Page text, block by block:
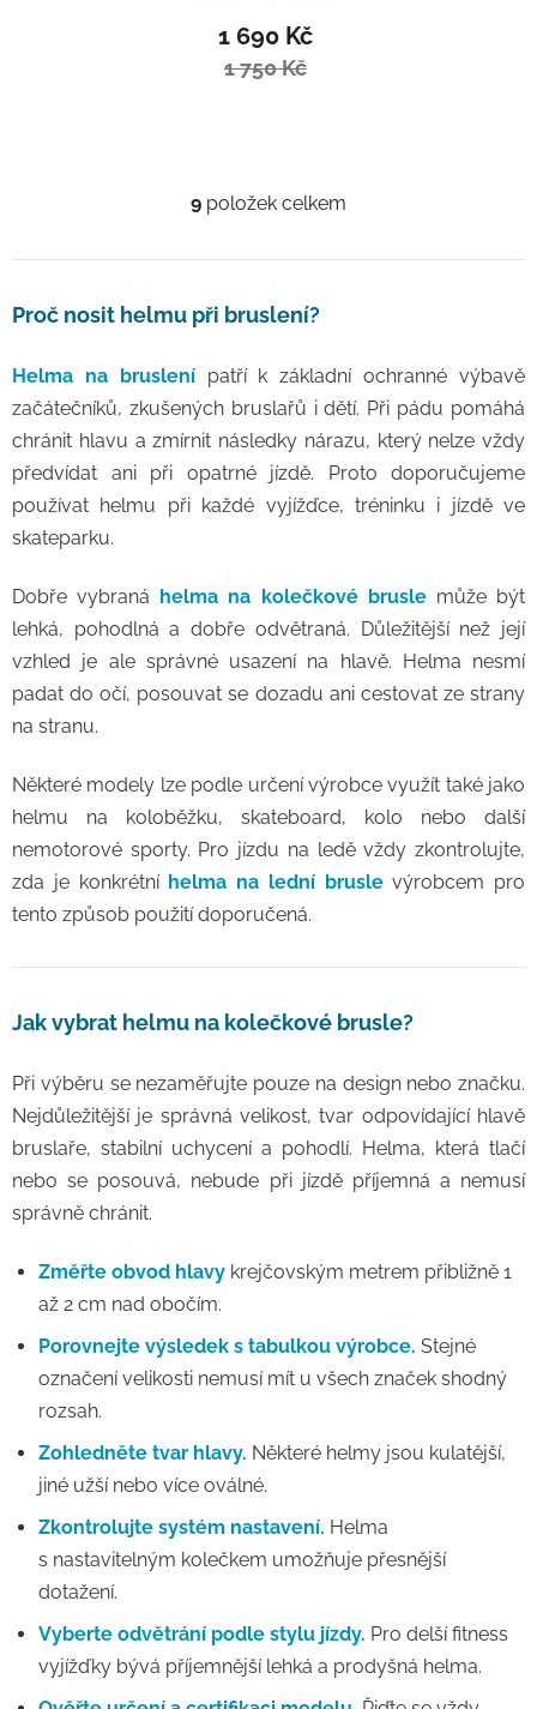
1 690 Kč
1 750 Kč
Ovládací prvky výpisu
9 položek celkem
Proč nosit helmu při bruslení?
Helma na bruslenípatří k základní ochranné výbavě
začátečníků, zkušených bruslařů i dětí. Při pádu pomáhá
chránit hlavu a zmírnit následky nárazu, který nelze vždy
předvídat ani při opatrné jízdě. Proto doporučujeme
používat helmu při každé vyjížďce, tréninku i jízdě ve
skateparku.
Dobře vybraná helma na kolečkové bruslemůže být
lehká, pohodlná a dobře odvětraná. Důležitější než její
vzhled je ale správné usazení na hlavě. Helma nesmí
padat do očí, posouvat se dozadu ani cestovat ze strany
na stranu.
Některé modely lze podle určení výrobce využít také jako
helmu na koloběžku, skateboard, kolo nebo další
nemotorové sporty. Pro jízdu na ledě vždy zkontrolujte,
zda je konkrétní helma na lední bruslevýrobcem pro
tento způsob použití doporučená.
Jak vybrat helmu na kolečkové brusle?
Při výběru se nezaměřujte pouze na design nebo značku.
Nejdůležitější je správná velikost, tvar odpovídající hlavě
bruslaře, stabilní uchycení a pohodlí. Helma, která tlačí
nebo se posouvá, nebude při jízdě příjemná a nemusí
správně chránit.
Změřte obvod hlavy krejčovským metrem přibližně 1
až 2 cm nad obočím.
Porovnejte výsledek s tabulkou výrobce. Stejné
označení velikosti nemusí mít u všech značek shodný
rozsah.
Zohledněte tvar hlavy. Některé helmy jsou kulatější,
jiné užší nebo více oválné.
Zkontrolujte systém nastavení. Helma
s nastavitelným kolečkem umožňuje přesnější
dotažení.
Vyberte odvětrání podle stylu jízdy. Pro delší fitness
vyjížďky bývá příjemnější lehká a prodyšná helma.